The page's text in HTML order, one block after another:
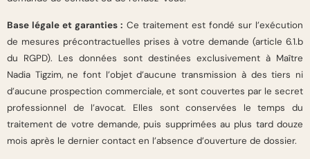
Base légale et garanties : Ce traitement est fondé sur l’exécution
de mesures précontractuelles prises à votre demande (article 6.1.b
du RGPD). Les données sont destinées exclusivement à Maître
Nadia Tigzim, ne font l’objet d’aucune transmission à des tiers ni
d’aucune prospection commerciale, et sont couvertes par le secret
professionnel de l’avocat. Elles sont conservées le temps du
traitement de votre demande, puis supprimées au plus tard douze
mois après le dernier contact en l’absence d’ouverture de dossier.